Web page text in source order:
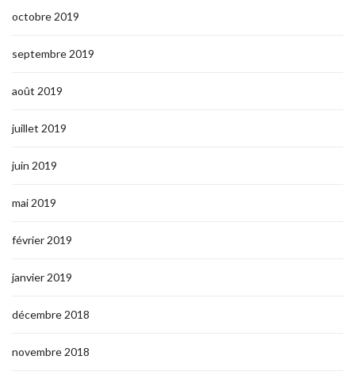
octobre 2019
septembre 2019
août 2019
juillet 2019
juin 2019
mai 2019
février 2019
janvier 2019
décembre 2018
novembre 2018